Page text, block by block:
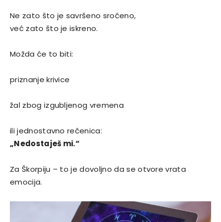
Ne zato što je savršeno sročeno,
već zato što je iskreno.
Možda će to biti:
priznanje krivice
žal zbog izgubljenog vremena
ili jednostavno rečenica:
„Nedostaješ mi.“
Za Škorpiju – to je dovoljno da se otvore vrata
emocija.